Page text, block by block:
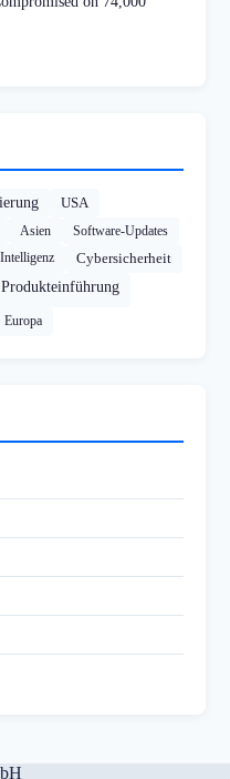
USA
Asien Software-Updates
Cybersicherheit
Produkteinführung
Europa